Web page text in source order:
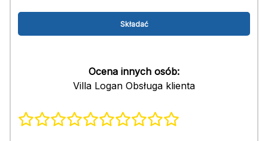
Ocena innych osób:
Villa Logan Obsługa klienta